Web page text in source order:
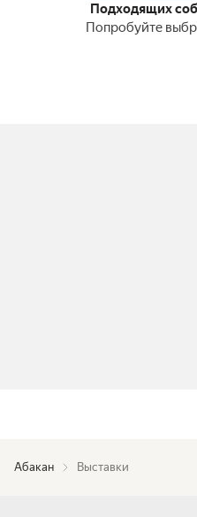
Подходящих
Попробуйте
Абакан Выставки